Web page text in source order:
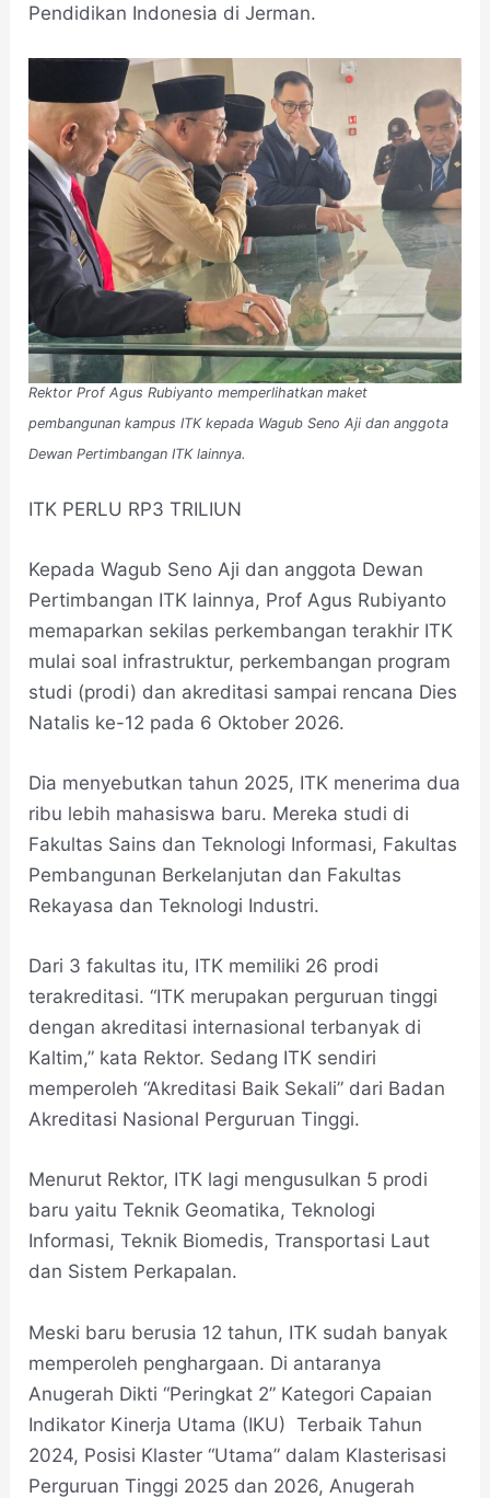
Pendidikan Indonesia di Jerman.
Rektor Prof Agus Rubiyanto memperlihatkan maket
pembangunan kampus ITK kepada Wagub Seno Aji dan anggota
Dewan Pertimbangan ITK lainnya.
ITK PERLU RP3 TRILIUN
Kepada Wagub Seno Aji dan anggota Dewan
Pertimbangan ITK lainnya, Prof Agus Rubiyanto
memaparkan sekilas perkembangan terakhir ITK
mulai soal infrastruktur, perkembangan program
studi (prodi) dan akreditasi sampai rencana Dies
Natalis ke-12 pada 6 Oktober 2026.
Dia menyebutkan tahun 2025, ITK menerima dua
ribu lebih mahasiswa baru. Mereka studi di
Fakultas Sains dan Teknologi Informasi, Fakultas
Pembangunan Berkelanjutan dan Fakultas
Rekayasa dan Teknologi Industri.
Dari 3 fakultas itu, ITK memiliki 26 prodi
terakreditasi. “ITK merupakan perguruan tinggi
dengan akreditasi internasional terbanyak di
Kaltim,” kata Rektor. Sedang ITK sendiri
memperoleh “Akreditasi Baik Sekali” dari Badan
Akreditasi Nasional Perguruan Tinggi.
Menurut Rektor, ITK lagi mengusulkan 5 prodi
baru yaitu Teknik Geomatika, Teknologi
Informasi, Teknik Biomedis, Transportasi Laut
dan Sistem Perkapalan.
Meski baru berusia 12 tahun, ITK sudah banyak
memperoleh penghargaan. Di antaranya
Anugerah Dikti “Peringkat 2” Kategori Capaian
Indikator Kinerja Utama (IKU) Terbaik Tahun
2024, Posisi Klaster “Utama” dalam Klasterisasi
Perguruan Tinggi 2025 dan 2026, Anugerah